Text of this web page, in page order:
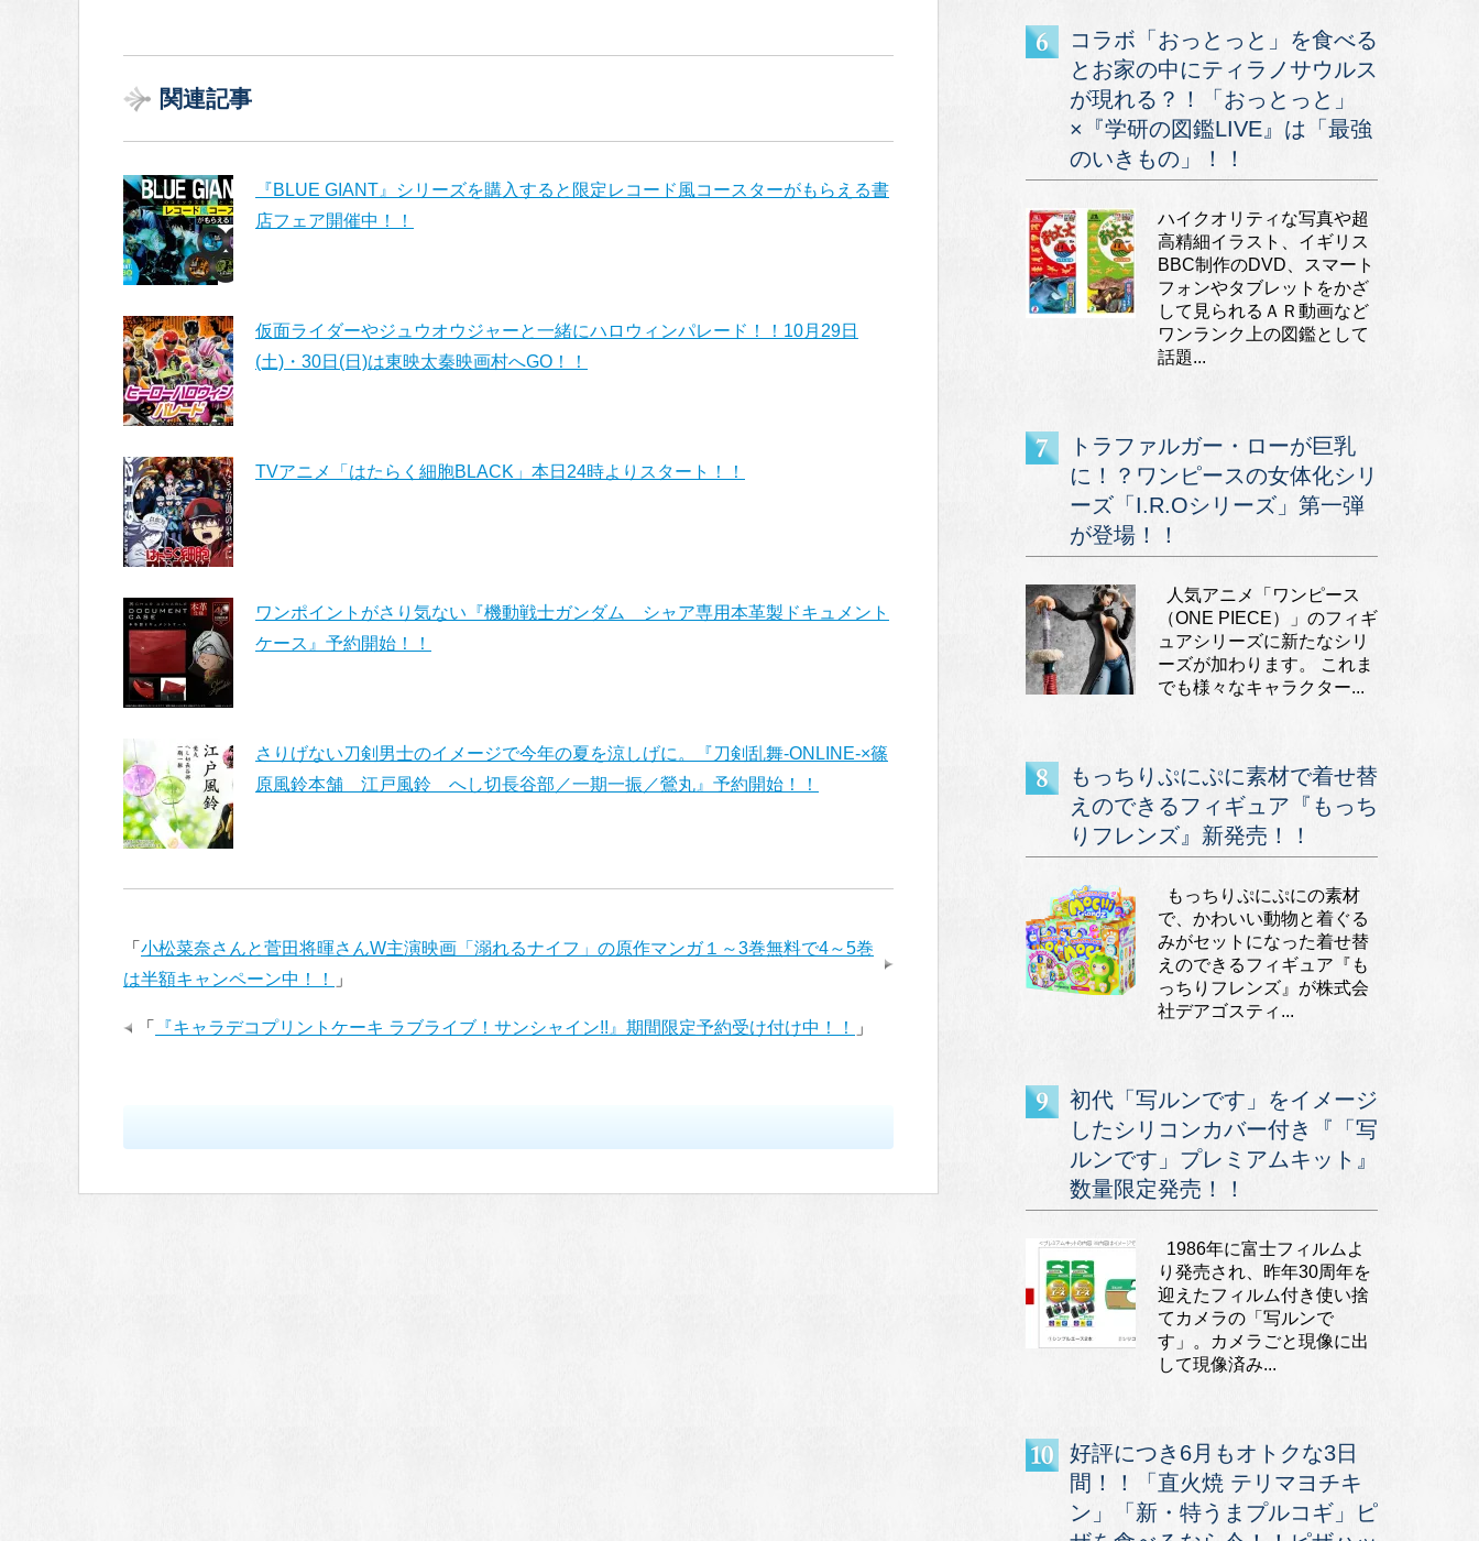
関連記事
『BLUE GIANT』シリーズを購入すると限定レコード風コースターがもらえる書
店フェア開催中！！
仮面ライダーやジュウオウジャーと一緒にハロウィンパレード！！10月29日
(土)・30日(日)は東映太秦映画村へGO！！
TVアニメ「はたらく細胞BLACK」本日24時よりスタート！！
ワンポイントがさり気ない『機動戦士ガンダム シャア専用本革製ドキュメント
ケース』予約開始！！
さりげない刀剣男士のイメージで今年の夏を涼しげに。『刀剣乱舞-ONLINE-×篠
原風鈴本舗 江戸風鈴 へし切長谷部／一期一振／鶯丸』予約開始！！
「 小松菜奈さんと菅田将暉さんW主演映画「溺れるナイフ」の原作マンガ１～3巻無料で4～5巻
は半額キャンペーン中！！
」
「 『キャラデコプリントケーキ ラブライブ！サンシャイン!!』期間限定予約受け付け中！！ 」
コラボ「おっとっと」を食べる
とお家の中にティラノサウルス
が現れる？！「おっとっと」
×『学研の図鑑LIVE』は「最強
のいきもの」！！
ハイクオリティな写真や超
高精細イラスト、イギリス
BBC制作のDVD、スマート
フォンやタブレットをかざ
して見られるＡＲ動画など
ワンランク上の図鑑として
話題...
トラファルガー・ローが巨乳
に！？ワンピースの女体化シリ
ーズ「I.R.Oシリーズ」第一弾
が登場！！
人気アニメ「ワンピース
（ONE PIECE）」のフィギ
ュアシリーズに新たなシリ
ーズが加わります。 これま
でも様々なキャラクター...
もっちりぷにぷに素材で着せ替
えのできるフィギュア『もっち
りフレンズ』新発売！！
もっちりぷにぷにの素材
で、かわいい動物と着ぐる
みがセットになった着せ替
えのできるフィギュア『も
っちりフレンズ』が株式会
社デアゴスティ...
初代「写ルンです」をイメージ
したシリコンカバー付き『「写
ルンです」プレミアムキット』
数量限定発売！！
1986年に富士フィルムよ
り発売され、昨年30周年を
迎えたフィルム付き使い捨
てカメラの「写ルンで
す」。カメラごと現像に出
して現像済み...
好評につき6月もオトクな3日
間！！「直火焼 テリマヨチキ
ン」「新・特うまプルコギ」ピ